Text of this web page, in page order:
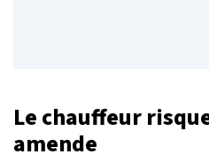
Le chauffeur
amende